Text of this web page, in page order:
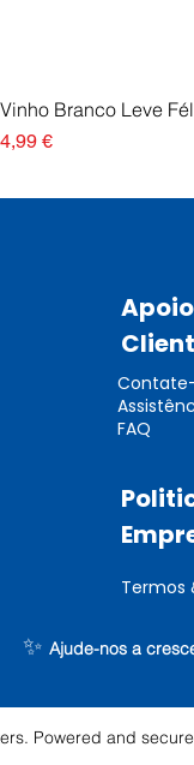
Vinho Branco Leve
Preço
4,99 €
FAQ
Termos
✨ Ajude-nos a
Powered and